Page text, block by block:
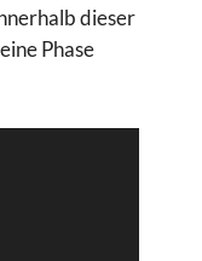
dieser
Phase